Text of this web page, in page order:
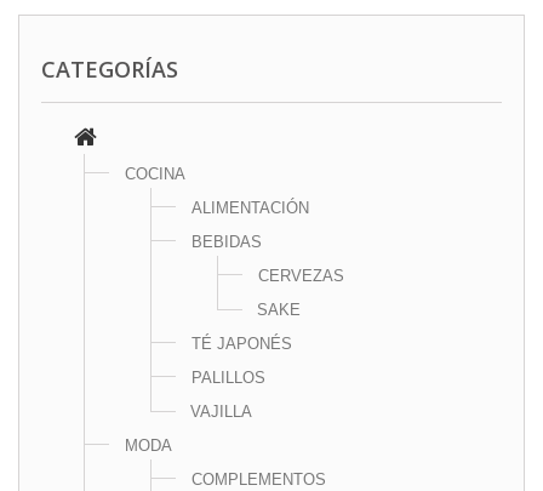
CATEGORÍAS
COCINA
ALIMENTACIÓN
BEBIDAS
CERVEZAS
SAKE
TÉ JAPONÉS
PALILLOS
VAJILLA
MODA
COMPLEMENTOS